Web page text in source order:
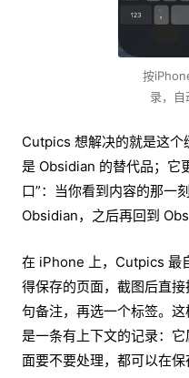
按
录，
Cutpics 想解决的就是这个
是 Obsidian 的替代品；它
口”：当你看到内容的那一
Obsidian，之后再回到
在 iPhone 上，Cutpics 最
得保存的页面，截图后直
句备注，再选一个标签。
是一条有上下文的记录：
面要不要处理，都可以在保